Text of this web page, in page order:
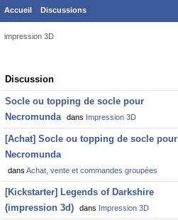
Accueil Discussions
impression 3D
Discussion
List
Discussion
Socle ou topping de socle pour
Necromunda
dans Impression 3D
[Achat] Socle ou topping de socle pour
Necromunda
dans Achat, vente et commandes groupées
[Kickstarter] Legends of Darkshire
(impression 3d)
dans Impression 3D